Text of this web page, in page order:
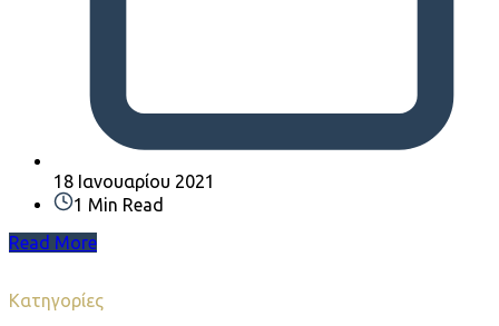
18 Ιανουαρίου 2021
1 Min Read
Read More
Κατηγορίες